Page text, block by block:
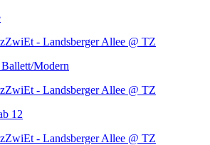
- Landsberger Allee @ TZ
Modern
- Landsberger Allee @ TZ
12
- Landsberger Allee @ TZ